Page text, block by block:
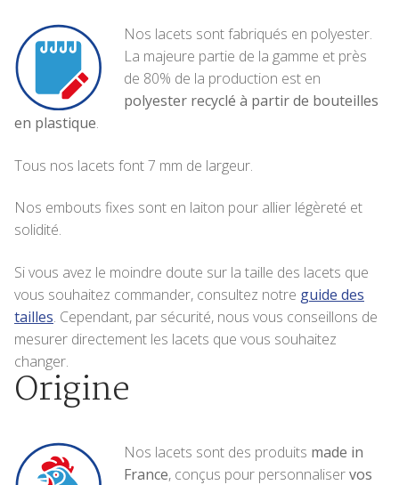
Nos lacets sont fabriqués en polyester.
La majeure partie de la gamme et près
de 80% de la production est en
polyester recyclé à partir de bouteilles
en plastique.
Tous nos lacets font 7 mm de largeur.
Nos embouts fixes sont en laiton pour allier légèreté et
solidité.
Si vous avez le moindre doute sur la taille des lacets que
vous souhaitez commander, consultez notre guide des
tailles. Cependant, par sécurité, nous vous conseillons de
mesurer directement les lacets que vous souhaitez
changer.
Origine
Nos lacets sont des produits made in
France, conçus pour personnaliservos